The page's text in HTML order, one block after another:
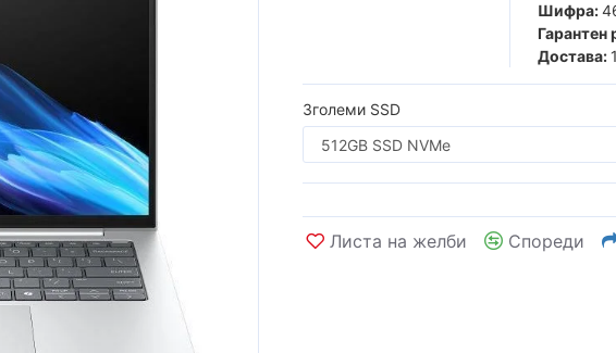
Шифра:
Гарантен
Достава:
Зголеми SSD
Листа на желби Спореди